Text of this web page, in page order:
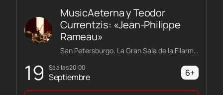
19 sá a las 20:00
Septiembre
MusicAeterna y Teodor
Currentzis: «Jean-Philippe
Rameau»
San Petersburgo, La Gran Sala de la Filarmónica Shostakóvich
6+